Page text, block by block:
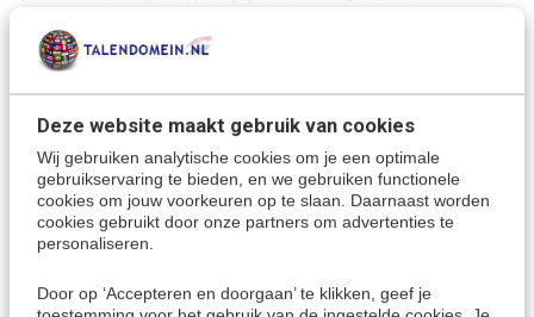
Deze website maakt gebruik van cookies
Wij gebruiken analytische cookies om je een optimale
gebruikservaring te bieden, en we gebruiken functionele
cookies om jouw voorkeuren op te slaan. Daarnaast worden
cookies gebruikt door onze partners om advertenties te
personaliseren.
Door op ‘Accepteren en doorgaan’ te klikken, geef je
innovatie en design te spreken.
Japan is behalve een vakantiebestemming ook een belangrijke
handelspartner. Veel mensen uit Japan spreken alleen maar
Japans, waardoor het handig is als je de basis van de taal
beheerst.
Japans leren> Alle cursussen